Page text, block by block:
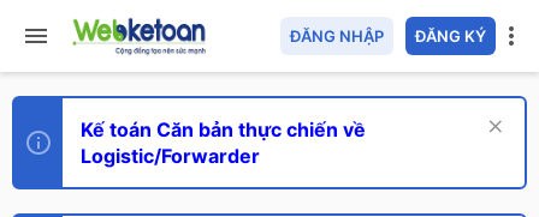
ĐĂNG NHẬP ĐĂNG KÝ
Kế toán Căn bản thực chiến về
Logistic/Forwarder